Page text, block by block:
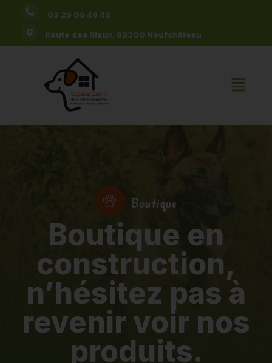
03 29 06 46 46
Route des Riaux, 88300 Neufchâteau
Boutique
Boutique en
construction,
n’hésitez pas à
revenir voir nos
produits.